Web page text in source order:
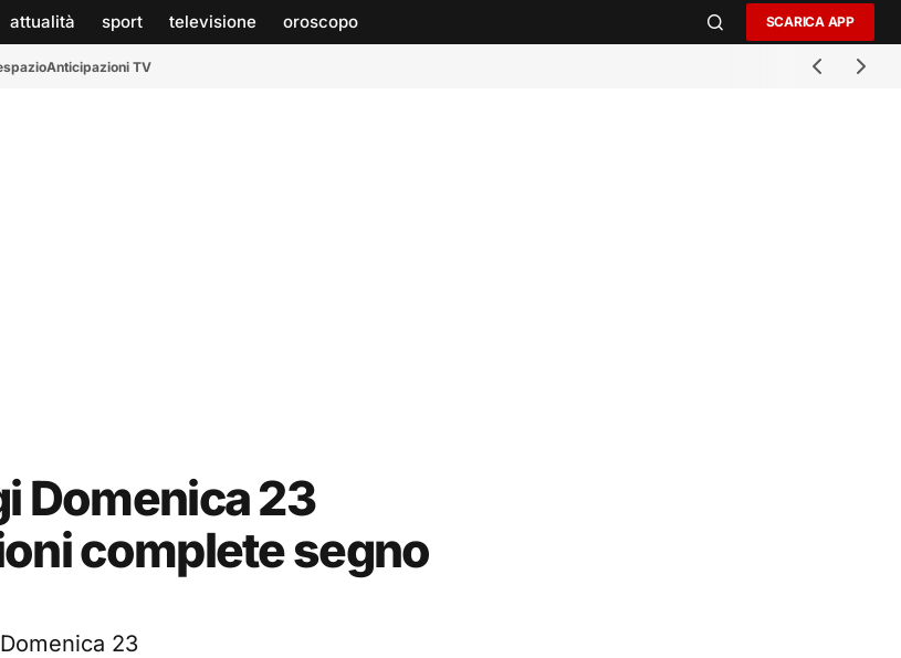
attualità sport televisione oroscopo SCARICA APP
spazioAnticipazioni TV
Domenica 23
complete segno
23